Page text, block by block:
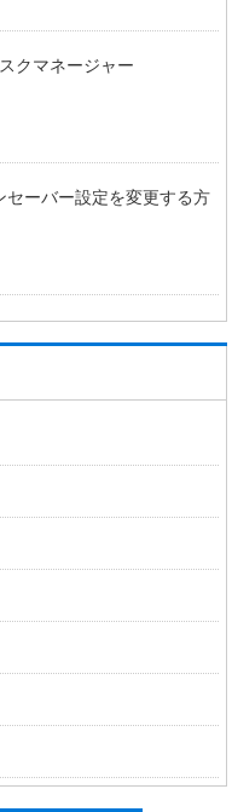
クマネージャー
ーバー設定を変更する方